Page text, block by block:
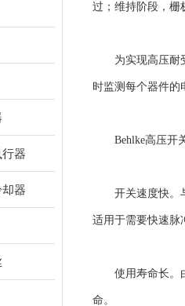
器
器
过；维持阶段，栅
为实现高压耐受
时监测每个器件的
Behlke高压开
开关速度快。与
适用于需要快速脉
使用寿命长。由
命。